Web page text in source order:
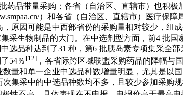
药品带量采购；各省（自治区、直辖市）也积
）和各省（自治区、直辖市）医疗保
原因可能是中西部省份的采购量相对较少，组
采生物制品的大门。在中选剂型方面，前4 批
选品种达到了31 种，第6 批胰岛素专项集采全
54％[12] ，各省际跨区域联盟采购药品的降幅与
量和单一企业中选品种数增量明显，尤其是以
集采中的中选品种数均不多，且较少参加采购